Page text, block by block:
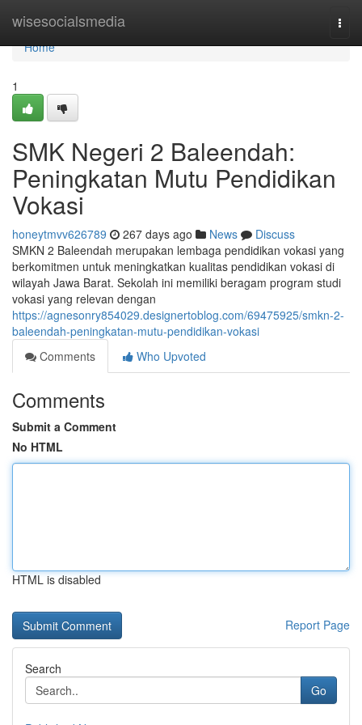
wisesocialsmedia
Home
Home
1
SMK Negeri 2 Baleendah:
Peningkatan Mutu Pendidikan
Vokasi
honeytmvv626789 267 days ago News
Discuss
SMKN 2 Baleendah merupakan lembaga pendidikan vokasi yang
berkomitmen untuk meningkatkan kualitas pendidikan vokasi di
wilayah Jawa Barat. Sekolah ini memiliki beragam program studi
vokasi yang relevan dengan
https://agnesonry854029.designertoblog.com/69475925/smkn-2-
baleendah-peningkatan-mutu-pendidikan-vokasi
Comments
Who Upvoted
Comments
Submit a Comment
No HTML
HTML is disabled
Report Page
Search
Go